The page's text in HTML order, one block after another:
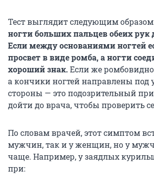
Тест выглядит следующим
ногти больших пальцев обеих рук
Если между основаниями ногтей
просвет в виде ромба, а ногти
хороший знак.Если же
а кончики ногтей направлены под
стороны — это подозрительный
дойти до врача, чтобы проверить
По словам врачей, этот симптом
мужчин, так и у женщин, но у
чаще. Например, у заядлых
при: